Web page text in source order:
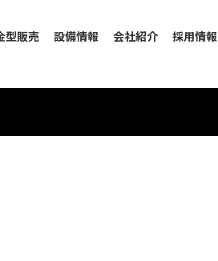
型販売 設備情報 会社紹介 採用情報